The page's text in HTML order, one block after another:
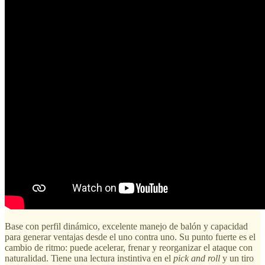
Base con perfil dinámico, excelente manejo de balón y capacidad
para generar ventajas desde el uno contra uno. Su punto fuerte es el
cambio de ritmo: puede acelerar, frenar y reorganizar el ataque con
naturalidad. Tiene una lectura instintiva en el pick and roll y un tiro